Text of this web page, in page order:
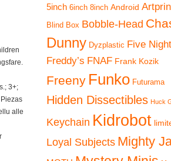
3+;
alle
5inch 6inch 8inch Android
Blind Box Bobble-Head
Dunny Dyzplastic Five
Freddy’s FNAF Frank Kozik
Freeny Funko Futurama
Hidden Dissectibles Huck
Keychain Kidrobot
Loyal Subjects Mighty